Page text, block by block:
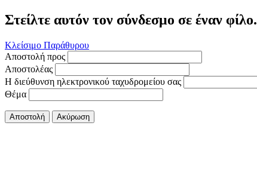
Στείλτε αυτόν τον σύνδεσμο σε έναν φίλο.
Κλείσιμο Παράθυρου
Αποστολή προς
Αποστολέας
Η διεύθυνση ηλεκτρονικού ταχυδρομείου σας
Θέμα
Αποστολή Ακύρωση